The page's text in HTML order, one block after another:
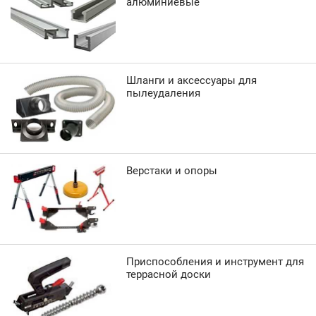
Шланги и аксессуары для
пылеудаления
Верстаки и опоры
Приспособления и инструмент для
террасной доски